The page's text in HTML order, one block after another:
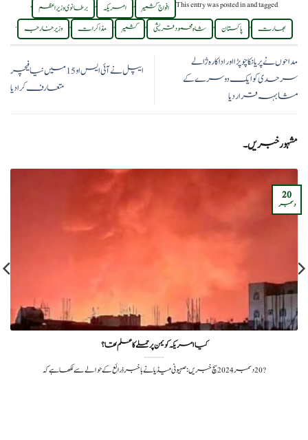
This entry was posted inand tagged افواج کشمیر , امریکہ , برطانوی وزیر اعظم ,
بھارت , پاکستان , شاہ محمود قریشی , کشمیر , مذاکرات , وزیر خارجہ .
مداحوں نے پریانکا چوپڑا اور اداکارہ ژالے
سرحدی کو ایک دوسرے کے
مشابہہ قرار دیا
ایپل نے آئی ایس او15 میں نیا فیچر
متعارف کرادیا
مشہور خبریں۔
کیا امریکہ کو یمن پر حملے کا علم تھا ؟
?️ 20 دسمبر 2024سچ خبریں: صہیونی میڈیا نے باخبر ذرائع کے حوالے سے لکھا ہے کہ
20
دسمبر